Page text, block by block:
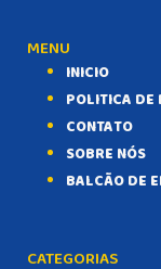
MENU
INICIO
POLITICA DE
CONTATO
SOBRE NÓS
BALCÃO DE
CATEGORIAS